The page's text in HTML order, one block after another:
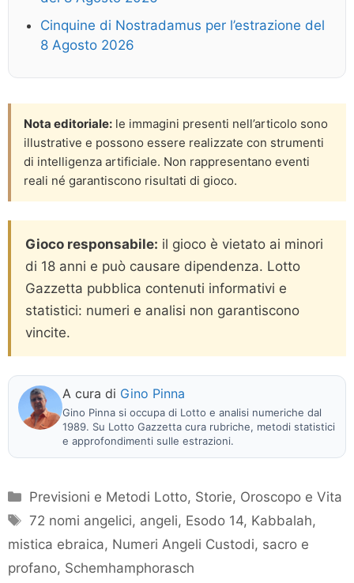
Cinquine di Nostradamus per l’estrazione del
8 Agosto 2026
Nota editoriale: le immagini presenti nell’articolo sono
illustrative e possono essere realizzate con strumenti
di intelligenza artificiale. Non rappresentano eventi
reali né garantiscono risultati di gioco.
Gioco responsabile: il gioco è vietato ai minori
di 18 anni e può causare dipendenza. Lotto
Gazzetta pubblica contenuti informativi e
statistici: numeri e analisi non garantiscono
vincite.
A cura di Gino Pinna
Gino Pinna si occupa di Lotto e analisi numeriche dal
1989. Su Lotto Gazzetta cura rubriche, metodi statistici
e approfondimenti sulle estrazioni.
Categorie
Previsioni e Metodi Lotto, Storie, Oroscopo e Vita
Tag
72 nomi angelici, angeli, Esodo 14, Kabbalah,
mistica ebraica, Numeri Angeli Custodi, sacro e
profano, Schemhamphorasch